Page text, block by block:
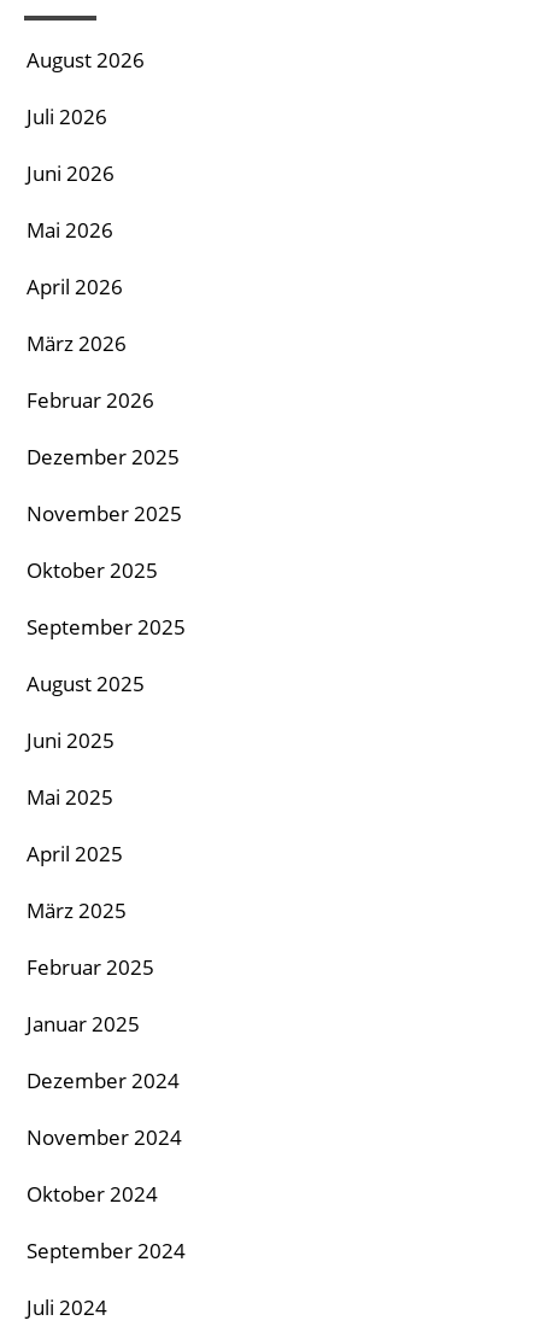
August 2026
Juli 2026
Juni 2026
Mai 2026
April 2026
März 2026
Februar 2026
Dezember 2025
November 2025
Oktober 2025
September 2025
August 2025
Juni 2025
Mai 2025
April 2025
März 2025
Februar 2025
Januar 2025
Dezember 2024
November 2024
Oktober 2024
September 2024
Juli 2024